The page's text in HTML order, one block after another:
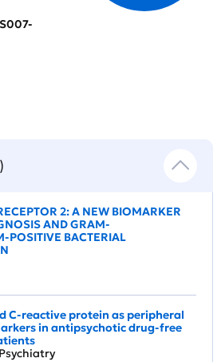
2: A NEW BIOMARKER
AND GRAM-
POSITIVE BACTERIAL
C-reactive protein as peripheral
in antipsychotic drug-free